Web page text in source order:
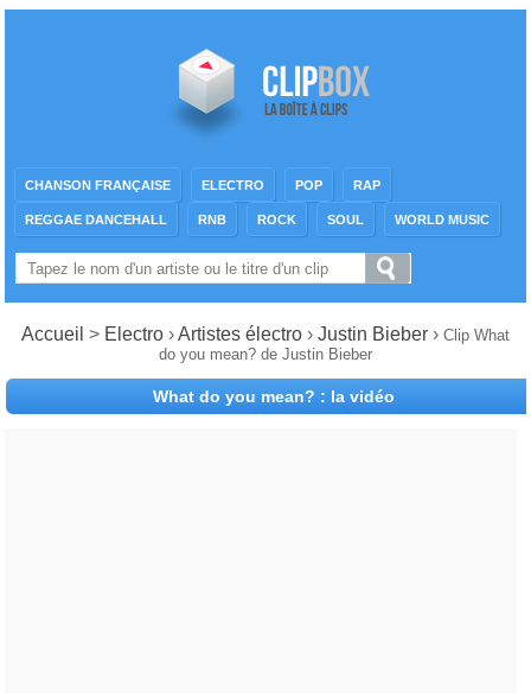
CHANSON FRANÇAISE ELECTRO POP RAP
REGGAE DANCEHALL RNB ROCK SOUL WORLD MUSIC
Accueil > Electro ›Artistes électro › Justin Bieber › Clip What
do you mean? de Justin Bieber
What do you mean? : la vidéo